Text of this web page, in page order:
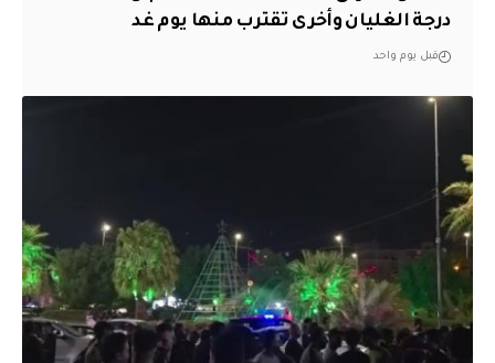
درجة الغليان وأخرى تقترب منها يوم غد
قبل يوم واحد